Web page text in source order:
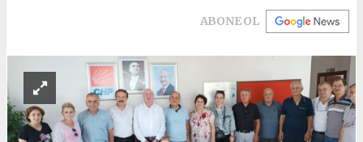
ABONE OL